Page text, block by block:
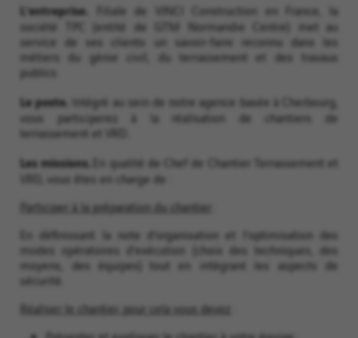
L’entreprise.
Filiale de VINCI Construction en France, la
société TPC (entité de GTM Normandie Centre) met au
service de ses clients un savoir-faire reconnu dans les
métiers du génie civil, du terrassement et des travaux
publics.
Le poste. Intégré au sein de notre agence basée à Cherbourg,
vous participerez à la réalisation de chantiers de
terrassement et VRD.
Les missions.
En qualité de Chef de Chantier Terrassement et
VRD, vous êtes en charge de :
Participer à la préparation du chantier
En définissant la note d’organisation et l’optimisation des
modes opératoires d’exécution (choix des techniques, des
moyens, des équipes) tout en intégrant les aspects de
sécurité.
Réaliser le chantier, pour cela vous devez